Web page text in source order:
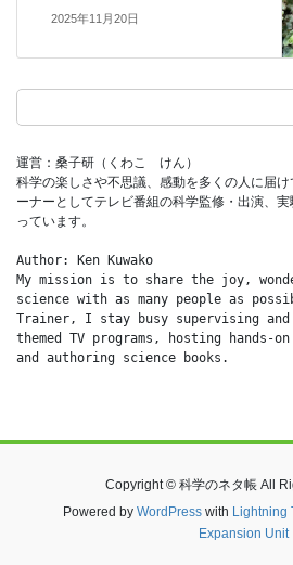
2025年11月20日
運営：桑子研（くわこ　けん）
科学の楽しさや不思議、感動を多くの人に届
ーナーとしてテレビ番組の科学監修・出演、
っています。
Author: Ken Kuwako
My mission is to share the joy,
science with as many people as
Trainer, I stay busy supervising and
themed TV programs, hosting hands-
and authoring science books.
Copyright © 科学のネタ帳 All
Powered by WordPresswith Lightning
Expansion Unit